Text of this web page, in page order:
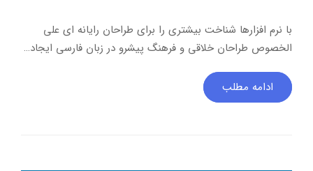
با نرم افزارها شناخت بیشتری را برای طراحان رایانه ای علی
الخصوص طراحان خلاقی و فرهنگ پیشرو در زبان فارسی ایجاد…
ادامه مطلب